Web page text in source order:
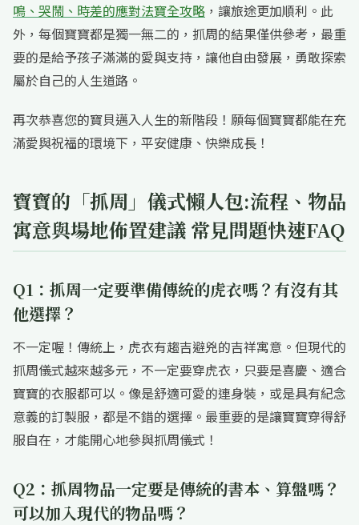
鳴、哭鬧、時差的應對法寶全攻略 ，讓旅途更加順利。此
外，每個寶寶都是獨一無二的，抓周的結果僅供參考，最重
要的是給予孩子滿滿的愛與支持，讓他自由發展，勇敢探索
屬於自己的人生道路。
再次恭喜您的寶貝邁入人生的新階段！願每個寶寶都能在充
滿愛與祝福的環境下，平安健康、快樂成長！
寶寶的「抓周」儀式懶人包:流程、物品
寓意與場地佈置建議 常見問題快速FAQ
Q1：抓周一定要準備傳統的虎衣嗎？有沒有其
他選擇？
不一定喔！傳統上，虎衣有趨吉避兇的吉祥寓意。但現代的
抓周儀式越來越多元，不一定要穿虎衣，只要是喜慶、適合
寶寶的衣服都可以。像是舒適可愛的連身裝，或是具有紀念
意義的訂製服，都是不錯的選擇。最重要的是讓寶寶穿得舒
服自在，才能開心地參與抓周儀式！
Q2：抓周物品一定要是傳統的書本、算盤嗎？
可以加入現代的物品嗎？